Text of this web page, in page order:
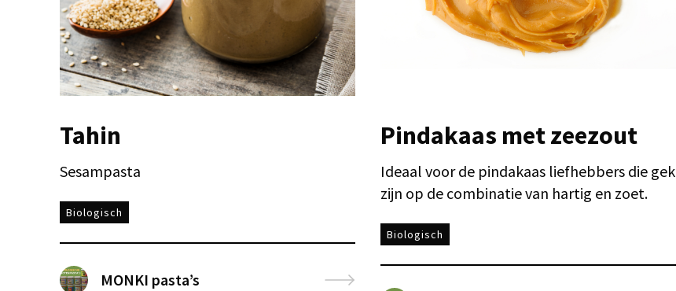
Tahin
Sesampasta
Biologisch
MONKI pasta’s
Pindakaas met zeezout
Ideaal voor de pindakaas liefhebbers die gek
zijn op de combinatie van hartig en zoet.
Biologisch